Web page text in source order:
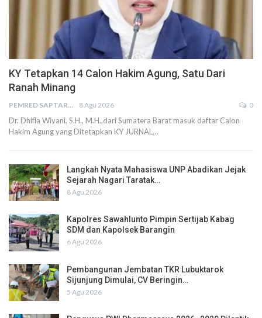
KY Tetapkan 14 Calon Hakim Agung, Satu Dari
Ranah Minang
PEMRED SAPTARIUS 8 Agu 2026 0
Dr. Dhifla Wiyani, S.H., M.H.,dari Sumatera Barat masuk daftar Calon
Hakim Agung yang Ditetapkan KY JURNAL…
Langkah Nyata Mahasiswa UNP Abadikan Jejak
Sejarah Nagari Taratak…
8 Agu 2026
Kapolres Sawahlunto Pimpin Sertijab Kabag
SDM dan Kapolsek Barangin
6 Agu 2026
Pembangunan Jembatan TKR Lubuktarok
Sijunjung Dimulai, CV Beringin…
5 Agu 2026